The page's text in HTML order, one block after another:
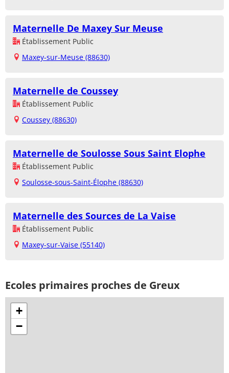
Maternelle De Maxey Sur Meuse
Établissement Public
Maxey-sur-Meuse (88630)
Maternelle de Coussey
Établissement Public
Coussey (88630)
Maternelle de Soulosse Sous Saint Elophe
Établissement Public
Soulosse-sous-Saint-Élophe (88630)
Maternelle des Sources de La Vaise
Établissement Public
Maxey-sur-Vaise (55140)
Ecoles primaires proches de Greux
+
−